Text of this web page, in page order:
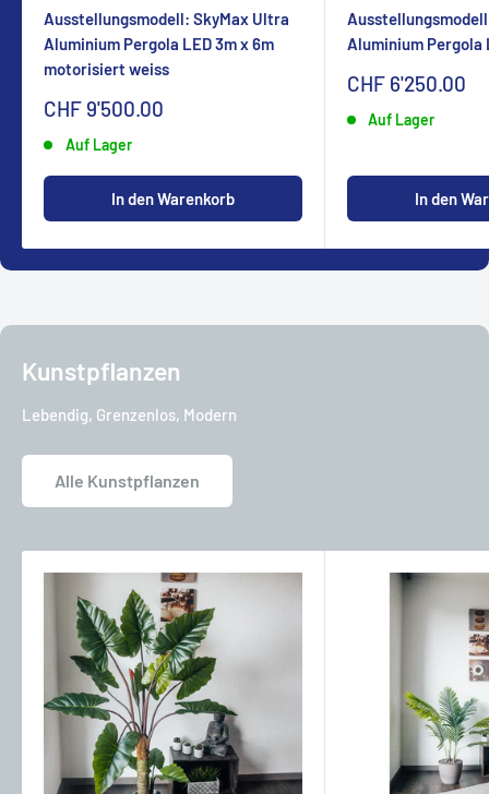
Ausstellungsmodell: SkyMax Ultra
Aluminium Pergola LED 3m x 6m
motorisiert weiss
Sonderpreis
CHF 9'500.00
Auf Lager
In den Warenkorb
Aluminium Pergola
Sonderpreis
CHF 6'250.00
Auf Lager
In den
Kunstpflanzen
Lebendig, Grenzenlos, Modern
Alle Kunstpflanzen